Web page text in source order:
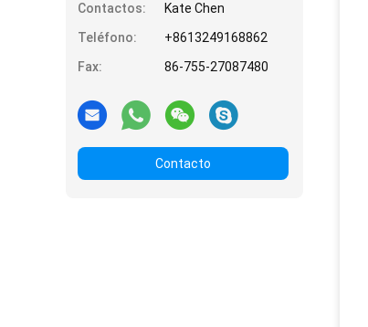
Contactos:
Kate Chen
Teléfono:
+8613249168862
Fax:
86-755-27087480
Contacto